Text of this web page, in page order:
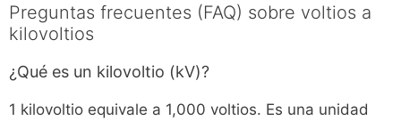
Preguntas frecuentes (FAQ) sobre voltios a
kilovoltios
¿Qué es un kilovoltio (kV)?
1 kilovoltio equivale a 1,000 voltios. Es una unidad